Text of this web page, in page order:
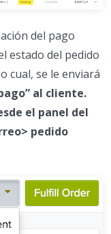
del pago
estado del pedido
cual, se le enviará
al cliente.
el panel del
pedido